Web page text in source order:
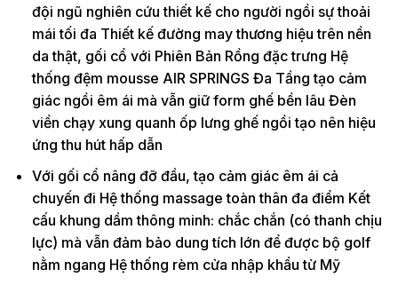
đội ngũ nghiên cứu thiết kế cho người ngồi sự thoải
mái tối đa Thiết kế đường may thương hiệu trên nền
da thật, gối cổ với Phiên Bản Rồng đặc trưng Hệ
thống đệm mousse AIR SPRINGS Đa Tầng tạo cảm
giác ngồi êm ái mà vẫn giữ form ghế bền lâu Đèn
viền chạy xung quanh ốp lưng ghế ngồi tạo nên hiệu
ứng thu hút hấp dẫn
Với gối cổ nâng đỡ đầu, tạo cảm giác êm ái cả
chuyến đi Hệ thống massage toàn thân đa điểm Kết
cấu khung dầm thông minh: chắc chắn (có thanh chịu
lực) mà vẫn đảm bảo dung tích lớn để được bộ golf
nằm ngang Hệ thống rèm cửa nhập khẩu từ Mỹ